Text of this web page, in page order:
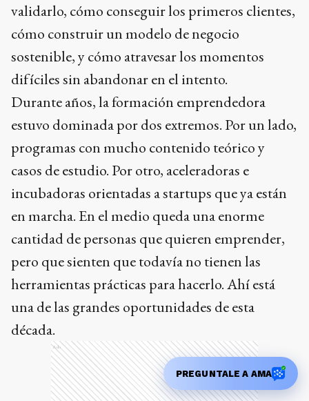
validarlo, cómo conseguir los primeros clientes,
cómo construir un modelo de negocio
sostenible, y cómo atravesar los momentos
difíciles sin abandonar en el intento.
Durante años, la formación emprendedora
estuvo dominada por dos extremos. Por un lado,
programas con mucho contenido teórico y
casos de estudio. Por otro, aceleradoras e
incubadoras orientadas a startups que ya están
en marcha. En el medio queda una enorme
cantidad de personas que quieren emprender,
pero que sienten que todavía no tienen las
herramientas prácticas para hacerlo. Ahí está
una de las grandes oportunidades de esta
década.
Ads
PREGUNTALE A AMA